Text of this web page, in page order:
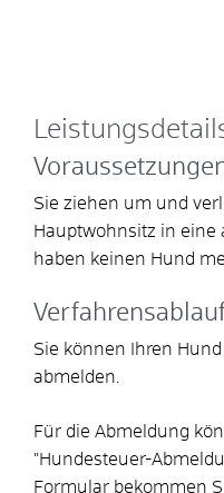
Sie ziehen um und
Hauptwohnsitz in eine
haben keinen Hund
Sie können Ihren
abmelden.
Für die Abmeldung
"Hundesteuer-
Formular bekommen